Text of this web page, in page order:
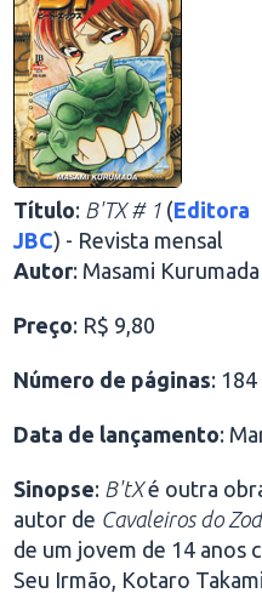
Título: B'TX # 1 (Editora
JBC) - Revista mensal
Autor: Masami
Preço: R$ 9,80
Número de páginas: 184
Data de lançamento:
Sinopse: B'tXé outra
autor de Cavaleiros do
de um jovem de 14 anos
Seu Irmão, Kotaro